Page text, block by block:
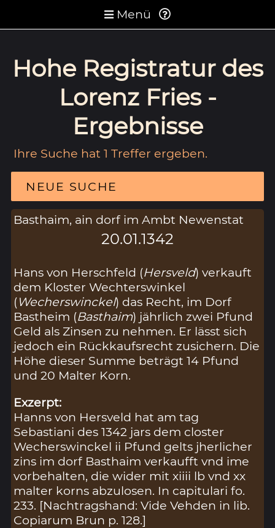
Menü
Hohe Registratur des
Lorenz Fries -
Ergebnisse
Ihre Suche hat 1 Treffer ergeben.
NEUE SUCHE
Basthaim, ain dorf im Ambt Newenstat
20.01.1342
Hans von Herschfeld (Hersveld) verkauft
dem Kloster Wechterswinkel
(Wecherswinckel) das Recht, im Dorf
Bastheim (Basthaim) jährlich zwei Pfund
Geld als Zinsen zu nehmen. Er lässt sich
jedoch ein Rückkaufsrecht zusichern. Die
Höhe dieser Summe beträgt 14 Pfund
und 20 Malter Korn.
Exzerpt:
Hanns von Hersveld hat am tag
Sebastiani des 1342 jars dem closter
Wecherswinckel ii Pfund gelts jherlicher
zins im dorf Basthaim verkaufft vnd ime
vorbehalten, die wider mit xiiii lb vnd xx
malter korns abzulosen. In capitulari fo.
233. [Nachtragshand: Vide Vehden in lib.
Copiarum Brun p. 128.]